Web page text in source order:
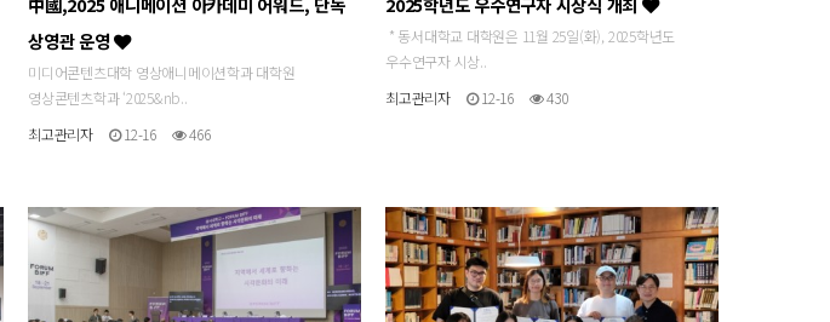
상영관 운영
미디어콘텐츠대학 영상애니메이션학과 대학원
영상콘텐츠학과 ‘2025&nb..
최고관리자
12-16 466
* 동서대학교 대학원은 11월 25일(화), 2025학년도
우수연구자 시상..
최고관리자
12-16 430